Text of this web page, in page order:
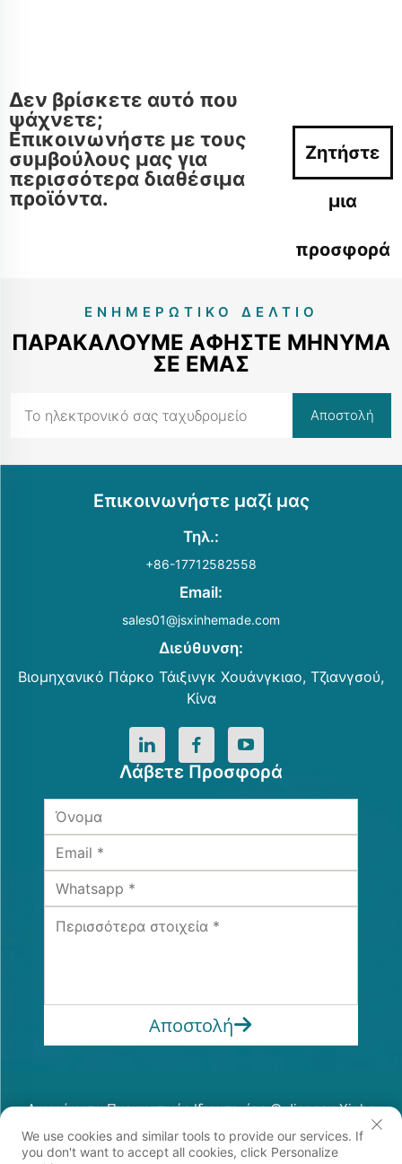
Δεν βρίσκετε αυτό που
ψάχνετε;
Επικοινωνήστε με τους
συμβούλους μας για
περισσότερα διαθέσιμα
προϊόντα.
Ζητήστε
μια
προσφορά
ΕΝΗΜΕΡΩΤΙΚΌ ΔΕΛΤΊΟ
ΠΑΡΑΚΑΛΟΎΜΕ ΑΦΉΣΤΕ ΜΉΝΥΜΑ
ΣΕ ΕΜΆΣ
Επικοινωνήστε μαζί μας
Τηλ.:
+86-17712582558
Email:
sales01@jsxinhemade.com
Διεύθυνση:
Βιομηχανικό Πάρκο Τάιξινγκ Χουάνγκιαο, Τζιανγσού,
Κίνα
Λάβετε Προσφορά
Αποστολή
Δικαιώματα Πνευματικής Ιδιοκτησίας © Jiangsu Xinhe
Intelligent Equipment Co., Ltd. Πάντα Ρезερβε
Πολιτική Απορρήτου
We use cookies and similar tools to provide our services. If
you don't want to accept all cookies, click Personalize